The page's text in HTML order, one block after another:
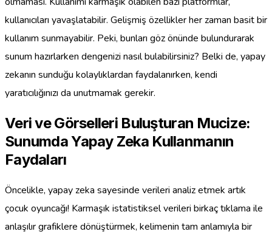
kullanıcıları yavaşlatabilir. Gelişmiş özellikler her zaman basit bir
kullanım sunmayabilir. Peki, bunları göz önünde bulundurarak
sunum hazırlarken dengenizi nasıl bulabilirsiniz? Belki de, yapay
zekanın sunduğu kolaylıklardan faydalanırken, kendi
yaratıcılığınızı da unutmamak gerekir.
Veri ve Görselleri Buluşturan Mucize:
Sunumda Yapay Zeka Kullanmanın
Faydaları
Öncelikle, yapay zeka sayesinde verileri analiz etmek artık
çocuk oyuncağı! Karmaşık istatistiksel verileri birkaç tıklama ile
anlaşılır grafiklere dönüştürmek, kelimenin tam anlamıyla bir